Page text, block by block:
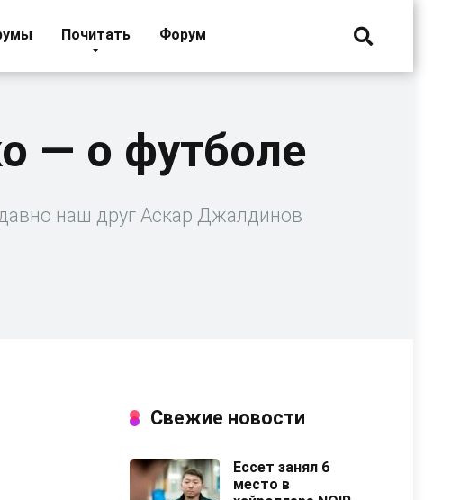
Почитать Форум
— о футболе
наш друг Аскар Джалдинов
Свежие новости
Ессет занял 6
место в